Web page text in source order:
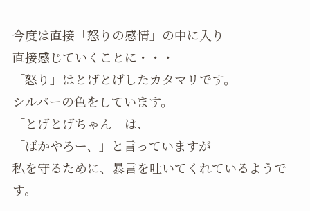
今度は直接「怒りの感情」の中に入り
直接感じていくことに・・・
「怒り」はとげとげしたカタマリです。
シルバーの色をしています。
「とげとげちゃん」は、
「ばかやろー、」と言っていますが
私を守るために、暴言を吐いてくれているようで
す。